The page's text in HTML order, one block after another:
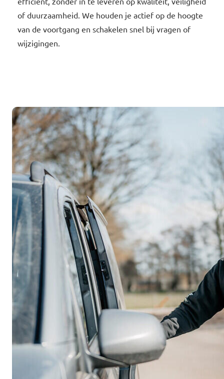
of duurzaamheid. We houden je actief op de hoogte
van de voortgang en schakelen snel bij vragen of
wijzigingen.